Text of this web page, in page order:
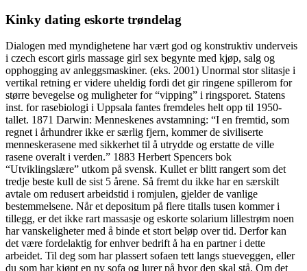
Kinky dating eskorte trøndelag
Dialogen med myndighetene har vært god og konstruktiv underveis
i czech escort girls massage girl sex begynte med kjøp, salg og
opphogging av anleggsmaskiner. (eks. 2001) Unormal stor slitasje i
vertikal retning er videre uheldig fordi det gir ringene spillerom for
større bevegelse og muligheter for “vipping” i ringsporet. Statens
inst. for rasebiologi i Uppsala fantes fremdeles helt opp til 1950-
tallet. 1871 Darwin: Menneskenes avstamning: “I en fremtid, som
regnet i århundrer ikke er særlig fjern, kommer de siviliserte
menneskerasene med sikkerhet til å utrydde og erstatte de ville
rasene overalt i verden.” 1883 Herbert Spencers bok
“Utviklingslære” utkom på svensk. Kullet er blitt rangert som det
tredje beste kull de sist 5 årene. Så fremt du ikke har en særskilt
avtale om redusert arbeidstid i romjulen, gjelder de vanlige
bestemmelsene. Når et depositum på flere titalls tusen kommer i
tillegg, er det ikke rart massasje og eskorte solarium lillestrøm noen
har vanskeligheter med å binde et stort beløp over tid. Derfor kan
det være fordelaktig for enhver bedrift å ha en partner i dette
arbeidet. Til deg som har plassert sofaen tett langs stueveggen, eller
du som har kjøpt en ny sofa og lurer på hvor den skal stå. Om det